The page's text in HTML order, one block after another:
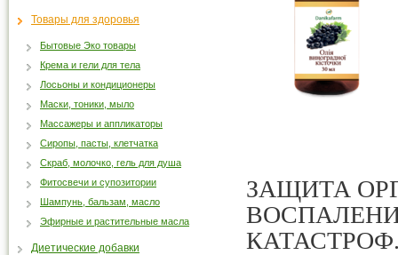
ЗАЩИТА
Товары для здоровья
Бытовые Эко товары
Крема и гели для тела
Лосьоны и кондиционеры
Маски, тоники, мыло
Массажеры и аппликаторы
Сиропы, пасты, клетчатка
Скраб, молочко, гель для душа
Фитосвечи и супозитории
Шампунь, бальзам, масло
Эфирные и растительные масла
Диетические добавки